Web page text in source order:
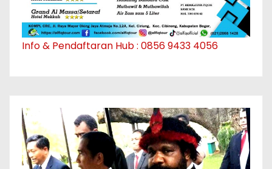
Info & Pendaftaran Hub : 0856 9433 4056